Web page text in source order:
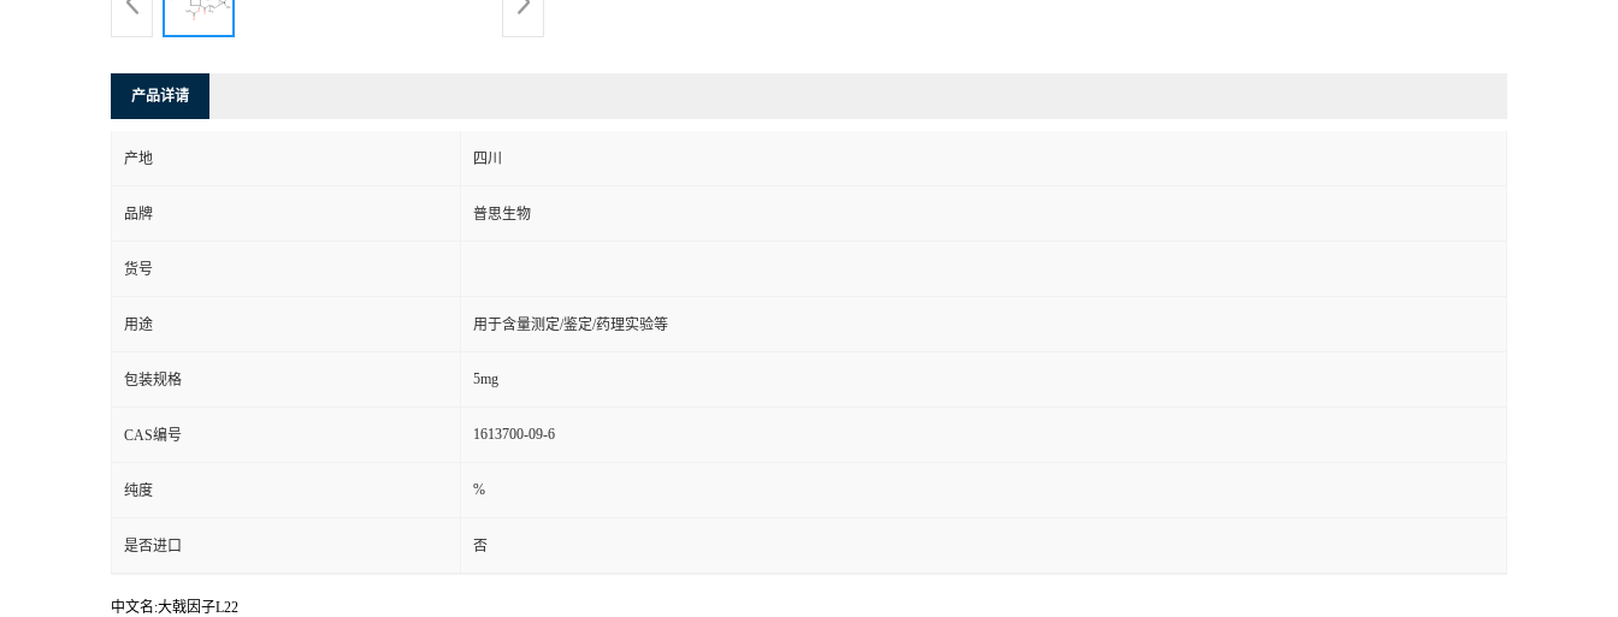
产品详请
产地 四川
品牌 普思生物
货号
用途 用于含量测定/鉴定/药理实验等
包装规格 5mg
CAS编号 1613700-09-6
纯度 %
是否进口 否
中文名:大戟因子L22